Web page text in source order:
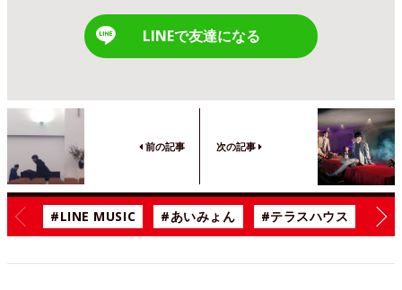
LINEで友達になる
前の記事 次の記事
#LINE MUSIC #あいみょん #テラスハウス #漫